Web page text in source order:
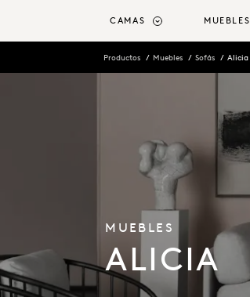
CAMAS MUEBLES
Productos Muebles Sofás Alicia
MUEBLES
ALICIA